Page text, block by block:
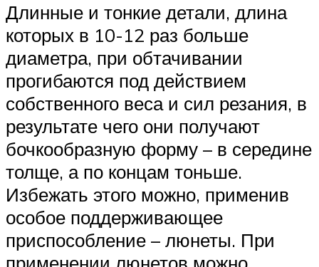
Длинные и тонкие детали, длина
которых в 10-12 раз больше
диаметра, при обтачивании
прогибаются под действием
собственного веса и сил резания, в
результате чего они получают
бочкообразную форму – в середине
толще, а по концам тоньше.
Избежать этого можно, применив
особое поддерживающее
приспособление – люнеты. При